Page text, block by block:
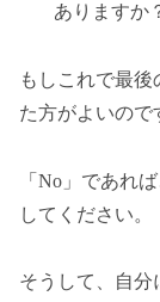
ありますか
もしこれで最後
た方がよいので
「No」であれ
してください。
そうして、自分